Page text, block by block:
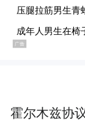
《方案》提
赛事活动、
分挖掘现有
霍尔木兹协